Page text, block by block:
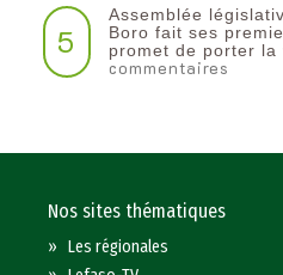
5
Assemblée
Boro fait ses
promet de porter la
commentaires
Nos sites thématiques
»Les régionales